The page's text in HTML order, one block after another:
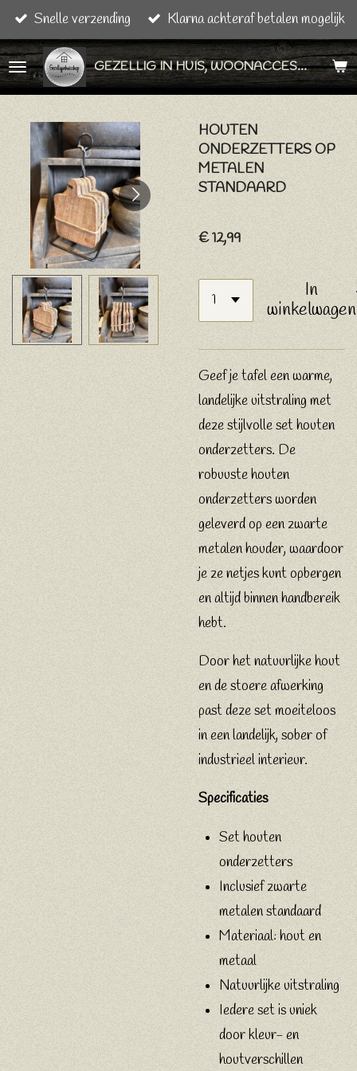
Ga
direct
naar
de
hoofdinhoud
GEZELLIG IN HUIS, WOONACCESSOIRES & CADEAU ARTIKELEN
Snelle verzending Klarna achteraf betalen mogelijk
HOUTEN
ONDERZETTERS OP
METALEN
STANDAARD
€ 12,99
In
winkelwagen
Geef je tafel een warme,
landelijke uitstraling met
deze stijlvolle set houten
onderzetters. De
robuuste houten
onderzetters worden
geleverd op een zwarte
metalen houder, waardoor
je ze netjes kunt opbergen
en altijd binnen handbereik
hebt.
Door het natuurlijke hout
en de stoere afwerking
past deze set moeiteloos
in een landelijk, sober of
industrieel interieur.
Specificaties
Set houten
onderzetters
Inclusief zwarte
metalen standaard
Materiaal: hout en
metaal
Natuurlijke uitstraling
Iedere set is uniek
door kleur- en
houtverschillen